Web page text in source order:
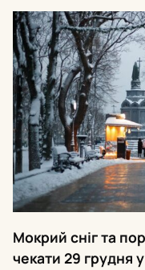
Мокрий сніг та
чекати 29 грудня